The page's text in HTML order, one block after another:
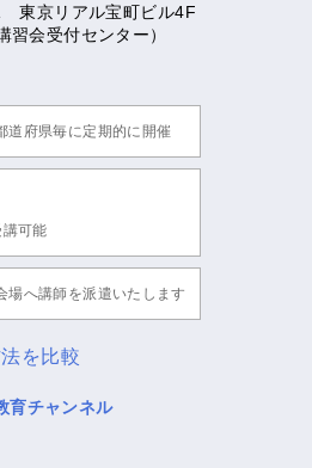
東京リアル宝町ビル4F
習会受付センター）
道府県毎に定期的に開催
可能
場へ講師を派遣いたします
を比較
育チャンネル